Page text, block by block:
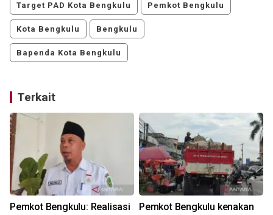
Target PAD Kota Bengkulu Pemkot Bengkulu
Kota Bengkulu Bengkulu
Bapenda Kota Bengkulu
Terkait
Pemkot Bengkulu: Realisasi
Pemkot Bengkulu kenakan